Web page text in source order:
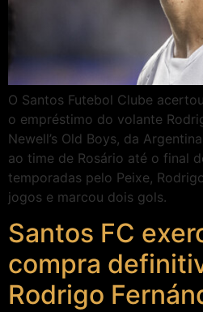
O Santos Futebol Clube
o empréstimo do volante
Newell’s Old Boys, da
ao time de Rosário até o final
temporadas pelo Peixe,
jogos e marcou dois gols.
Santos FC
compra
Rodrigo